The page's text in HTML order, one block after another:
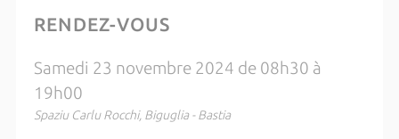
RENDEZ-VOUS
Samedi 23 novembre 2024 de 08h30 à
19h00
Spaziu Carlu Rocchi, Biguglia - Bastia